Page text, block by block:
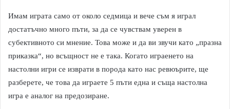
i
l
Имам играта само от около седмица и вече съм я играл
достатъчно много пъти, за да се чувствам уверен в
субективното си мнение. Това може и да ви звучи като „празна
приказка“, но всъщност не е така. Когато играенето на
настолни игри се изврати в порода като нас ревюърите, ще
разберете, че това да играете 5 пъти една и съща настолна
игра е аналог на предозиране.